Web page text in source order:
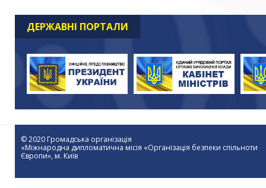
ДЕРЖАВНІ ПОРТАЛИ
© 2020 Громадська організація
«Міжнародна дипломатична місія «Організація безпеки спільноти
Європи», м. Київ